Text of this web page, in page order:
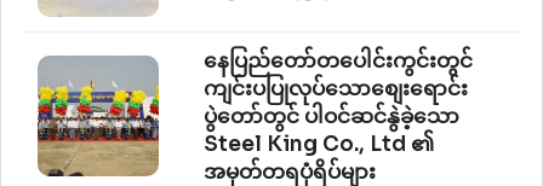
နေပြည်တော်တပေါင်းကွင်းတွင်
ကျင်းပပြုလုပ်သောစျေးရောင်း
ပွဲတော်တွင် ပါဝင်ဆင်နွဲခဲ့သော
Steel King Co., Ltd ၏
အမှတ်တရပုံရိပ်များ